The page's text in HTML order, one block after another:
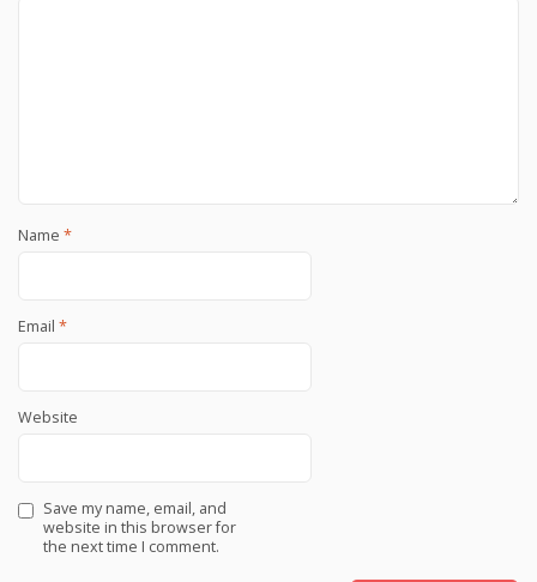
Name *
Email *
Website
Save my name, email, and
website in this browser for
the next time I comment.